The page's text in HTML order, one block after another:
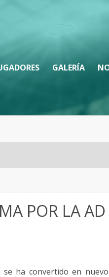
GALERÍA
POR LA
se ha convertido en